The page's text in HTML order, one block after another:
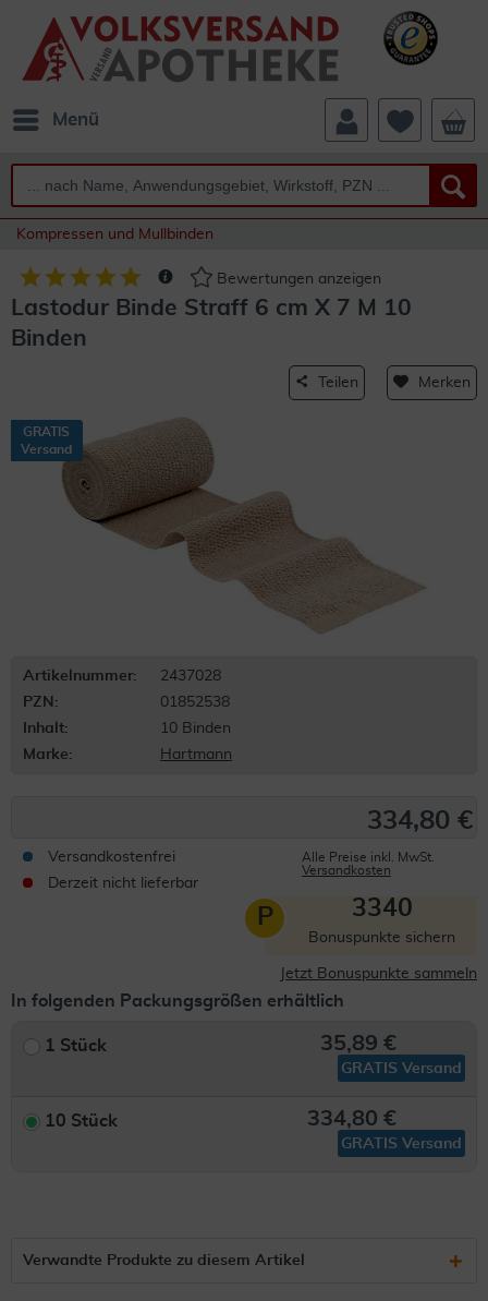
Menü
Kompressen und Mullbinden
Bewertungen anzeigen
Lastodur Binde Straff 6 cm X 7 M 10
Binden
Teilen Merken
GRATIS
Versand
Artikelnummer:
2437028
PZN:
01852538
Inhalt:
10 Binden
Marke:
Hartmann
334,80 €
Versandkostenfrei
Derzeit nicht lieferbar
Alle Preise inkl. MwSt.
Versandkosten
P 3340
Bonuspunkte sichern
Jetzt Bonuspunkte sammeln
In folgenden Packungsgrößen erhältlich
1 Stück 35,89 €
GRATIS Versand
10 Stück 334,80 €
GRATIS Versand
Verwandte Produkte zu diesem Artikel